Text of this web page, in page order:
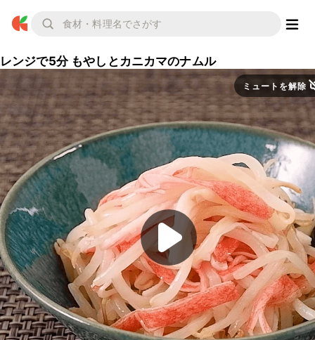
レンジで5分 もやしとカニカマのナムル
ミュートを解除